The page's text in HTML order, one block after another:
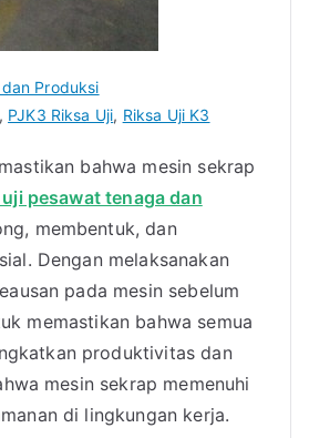
Produksi
PJK3 Riksa Uji, Riksa Uji K3
bahwa mesin sekrap
pesawat tenaga dan
membentuk, dan
Dengan melaksanakan
pada mesin sebelum
memastikan bahwa semua
produktivitas dan
mesin sekrap memenuhi
di lingkungan kerja.